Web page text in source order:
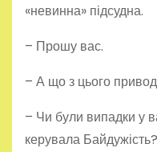
«невинна» підсудна.
– Прошу вас.
– А що з цього
– Чи були випадки у
керувала